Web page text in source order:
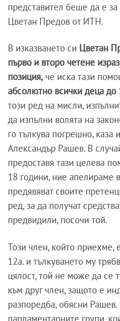
представител беше да е за
Цветан Предов от ИТН.
В изказването си Цветан
първо и второ четене
позиция, че иска тази
абсолютно всички деца до
този ред на мисли,
да изпълни волята на
го тълкува погрешно, каза
Александър Рашев. В
предоставя тази целева
18 години, ние апелираме
предявяват своите
ред, за да получат
предвидили, посочи той.
Този член, който приехме,
12а. и тълкуването му
цялост, той не може да се
към друг член, защото е
разпоредба, обясни
парламентарните групи,